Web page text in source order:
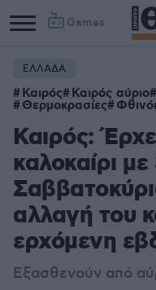
Games
ΕΛΛΑΔΑ
Καιρός Καιρός αύριο
Θερμοκρασίες
Καιρός:
καλοκαίρι
αλλαγή του
ερχόμενη
Εξασθενούν από